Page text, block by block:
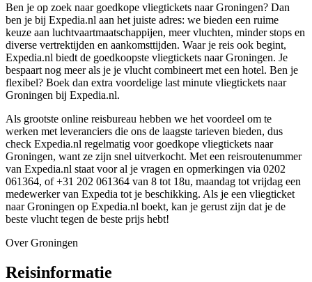
Ben je op zoek naar goedkope vliegtickets naar Groningen? Dan
ben je bij Expedia.nl aan het juiste adres: we bieden een ruime
keuze aan luchtvaartmaatschappijen, meer vluchten, minder stops en
diverse vertrektijden en aankomsttijden. Waar je reis ook begint,
Expedia.nl biedt de goedkoopste vliegtickets naar Groningen. Je
bespaart nog meer als je je vlucht combineert met een hotel. Ben je
flexibel? Boek dan extra voordelige last minute vliegtickets naar
Groningen bij Expedia.nl.
Als grootste online reisbureau hebben we het voordeel om te
werken met leveranciers die ons de laagste tarieven bieden, dus
check Expedia.nl regelmatig voor goedkope vliegtickets naar
Groningen, want ze zijn snel uitverkocht. Met een reisroutenummer
van Expedia.nl staat voor al je vragen en opmerkingen via 0202
061364, of +31 202 061364 van 8 tot 18u, maandag tot vrijdag een
medewerker van Expedia tot je beschikking. Als je een vliegticket
naar Groningen op Expedia.nl boekt, kan je gerust zijn dat je de
beste vlucht tegen de beste prijs hebt!
Over Groningen
Reisinformatie